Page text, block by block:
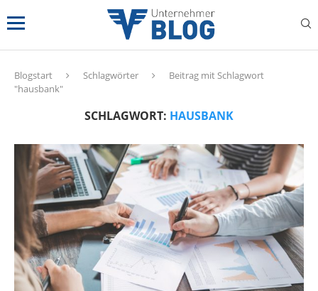
Blogstart Schlagwörter
Beitrag mit Schlagwort
"hausbank"
SCHLAGWORT: HAUSBANK